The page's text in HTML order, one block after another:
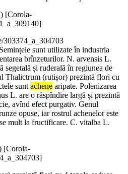
) [Corola-
303374_a_304703
sunt utilizate în industria
brînzeturilor. N. arvensis L.
segetală și ruderală în regiunea de
Thalictrum (rutișor) prezintă flori cu
suntachene aripate. Polenizarea
L. are o răspîndire largă și prezintă
avînd efect purgativ. Genul
opuse, iar rostrul achenelor este
mult la fructificare. C. vitalba L.
[Corola-